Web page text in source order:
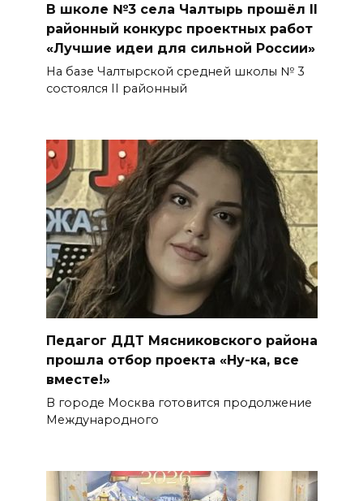
В школе №3 села Чалтырь прошёл II
районный конкурс проектных работ
«Лучшие идеи для сильной России»
На базе Чалтырской средней школы № 3
состоялся II районный
Педагог ДДТ Мясниковского района
прошла отбор проекта «Ну-ка, все
вместе!»
В городе Москва готовится продолжение
Международного